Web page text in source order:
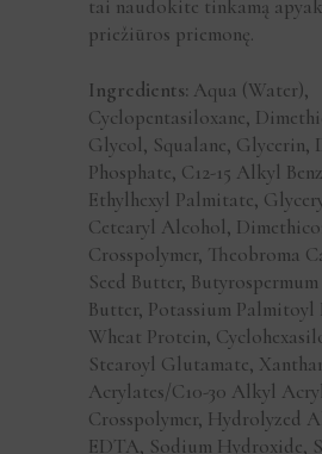
tai naudokite tinkamą
priežiūros priemonę.
Ingredients: Aqua (Water),
Cyclopentasiloxane,
Glycol, Squalane, Glycerin,
Phosphate, C12-15 Alkyl
Ethylhexyl Palmitate,
Cetearyl Alcohol,
Crosspolymer, Theobroma
Seed Butter,
Butter, Potassium Palmitoyl
Wheat Protein,
Stearoyl Glutamate,
Acrylates/C10-30 Alkyl
Crosspolymer, Hydrolyzed
EDTA, Sodium Hydroxide,